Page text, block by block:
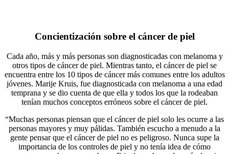
Concientización sobre el cáncer de piel
Cada año, más y más personas son diagnosticadas con melanoma y
otros tipos de cáncer de piel. Mientras tanto, el cáncer de piel se
encuentra entre los 10 tipos de cáncer más comunes entre los adultos
jóvenes. Marije Kruis, fue diagnosticada con melanoma a una edad
temprana y se dio cuenta de que ella y todos los que la rodeaban
tenían muchos conceptos erróneos sobre el cáncer de piel.
“Muchas personas piensan que el cáncer de piel solo les ocurre a las
personas mayores y muy pálidas. También escucho a menudo a la
gente pensar que el cáncer de piel no es peligroso. Nunca supe la
importancia de los controles de piel y no tenía idea de cómo